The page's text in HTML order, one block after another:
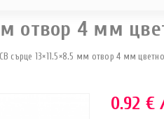
отвор 4 мм
сърце 13×11.5×8.5 мм отвор 4 мм
0.92 €